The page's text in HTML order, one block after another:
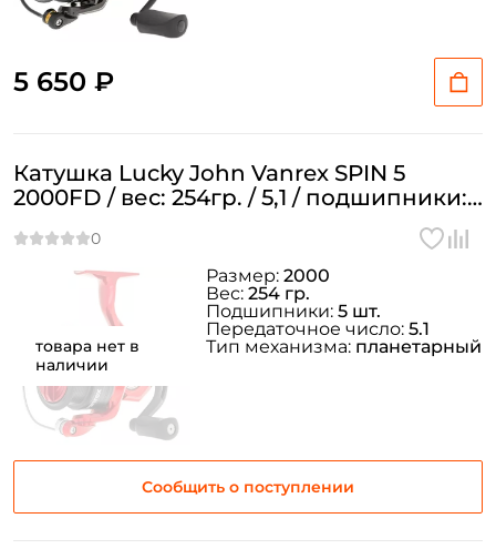
5 650 ₽
товара нет в
наличии
Катушка Lucky John Vanrex SPIN 5
2000FD / вес: 254гр. / 5,1 / подшипники:
Сообщить о поступлении
Размер: 2000
Вес: 254 гр.
Подшипники: 5 шт.
Передаточное число: 5.1
Тип механизма: планетарный
ФИО: *
Придумайте пароль: *
Повторите пароль: *